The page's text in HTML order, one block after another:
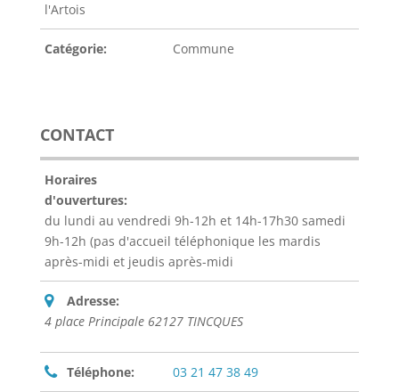
l'Artois
Catégorie: Commune
CONTACT
Horaires
d'ouvertures:
du lundi au vendredi 9h-12h et 14h-17h30 samedi
9h-12h (pas d'accueil téléphonique les mardis
après-midi et jeudis après-midi
Adresse:
4 place Principale 62127 TINCQUES
Téléphone: 03 21 47 38 49